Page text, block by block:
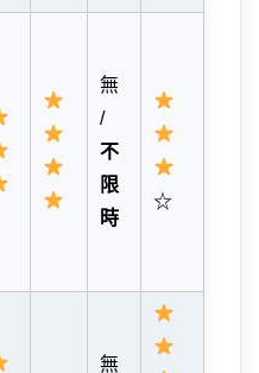
無
/
不
限
時
☆
無